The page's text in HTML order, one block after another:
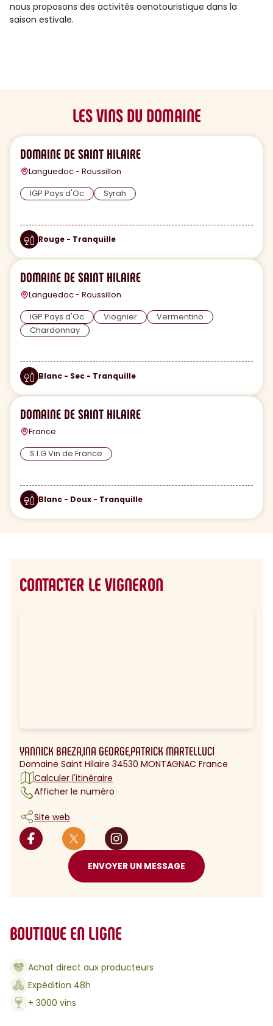
nous proposons des activités oenotouristique dans la
saison estivale.
LES VINS DU DOMAINE
DOMAINE DE SAINT HILAIRE
Languedoc - Roussillon
IGP Pays d'Oc
Syrah
Rouge - Tranquille
DOMAINE DE SAINT HILAIRE
Languedoc - Roussillon
IGP Pays d'Oc
Viognier
Vermentino
Chardonnay
Blanc - Sec - Tranquille
DOMAINE DE SAINT HILAIRE
France
S.I.G Vin de France
Blanc - Doux - Tranquille
CONTACTER LE VIGNERON
YANNICK BAEZA,INA GEORGE,PATRICK MARTELLUCI
Domaine Saint Hilaire 34530 MONTAGNAC France
Calculer l'itinéraire
Afficher le numéro
Site web
ENVOYER UN MESSAGE
BOUTIQUE EN LIGNE
Achat direct aux producteurs
Expédition 48h
+ 3000 vins